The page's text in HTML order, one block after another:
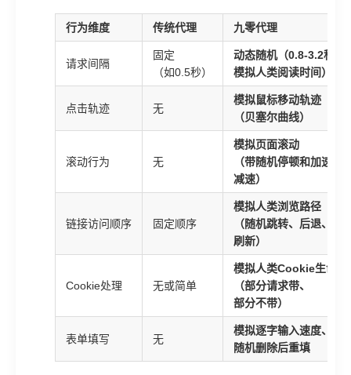
行为维度 传统代理 九零代理
请求间隔
固定
（如0.5秒）
动态随机（0.8-3.2秒，
模拟人类阅读时间）
点击轨迹 无
模拟鼠标移动轨迹
（贝塞尔曲线）
滚动行为 无
模拟页面滚动
（带随机停顿和加速/
减速）
链接访问顺序 固定顺序
模拟人类浏览路径
（随机跳转、后退、
刷新）
Cookie处理 无或简单
模拟人类Cookie生命周
（部分请求带、
部分不带）
表单填写 无
模拟逐字输入速度、
随机删除后重填